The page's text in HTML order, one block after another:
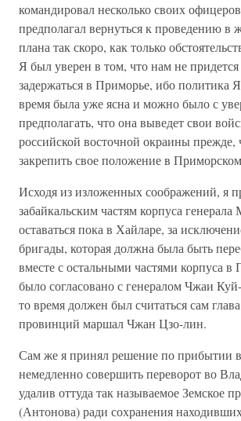
командировал несколько своих
предполагал вернуться к проведению в
плана так скоро, как только
Я был уверен в том, что нам не придется
задержаться в Приморье, ибо политика
время была уже ясна и можно было с
предполагать, что она выведет свои
российской восточной окраины прежде,
закрепить свое положение в
Исходя из изложенных соображений, я
забайкальским частям корпуса генерала
оставаться пока в Хайларе, за
бригады, которая должна была быть
вместе с остальными частями корпуса в
было согласовано с генералом Чжаи
то время должен был считаться сам
провинций маршал Чжан Цзо-лин.
Сам же я принял решение по прибытии
немедленно совершить переворот во
удалив оттуда так называемое Земское
(Антонова) ради сохранения